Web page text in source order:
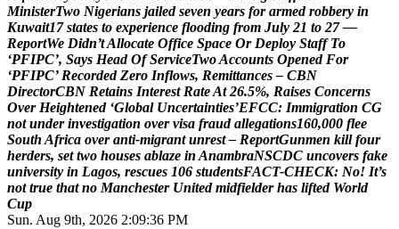
MinisterTwo Nigerians jailed seven years for armed robbery in
Kuwait17 states to experience flooding from July 21 to 27 —
ReportWe Didn’tAllocate Office Space Or Deploy Staff To
‘PFIPC’, Says Head Of ServiceTwoAccounts Opened For
‘PFIPC’ Recorded Zero Inflows, Remittances – CBN
DirectorCBN Retains Interest RateAt 26.5%, Raises Concerns
Over Heightened ‘Global Uncertainties’EFCC: Immigration CG
not under investigation over visa fraud allegations160,000 flee
South Africa over anti-migrant unrest – ReportGunmen kill four
herders, set two houses ablaze in AnambraNSCDC uncovers fake
university in Lagos, rescues 106 studentsFACT-CHECK: No! It’s
not true that no Manchester United midfielder has lifted World
Cup
Sun. Aug 9th, 2026 2:09:37 PM